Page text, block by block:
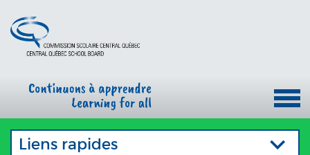
Liens rapides